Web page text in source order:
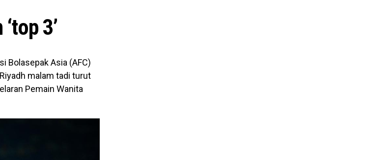
3’
Bolasepak Asia (AFC)
malam tadi turut
Pemain Wanita